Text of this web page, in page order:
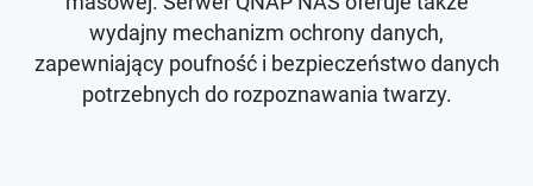
wydajny mechanizm ochrony danych,
zapewniający poufność i bezpieczeństwo danych
potrzebnych do rozpoznawania twarzy.